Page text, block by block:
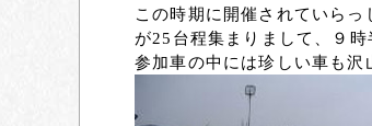
この時期に開催されていらっ
が25台程集まりまして、９
参加車の中には珍しい車も沢